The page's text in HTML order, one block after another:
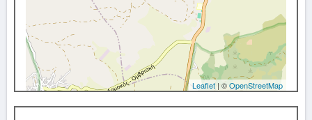
Leaflet | ©OpenStreetMap